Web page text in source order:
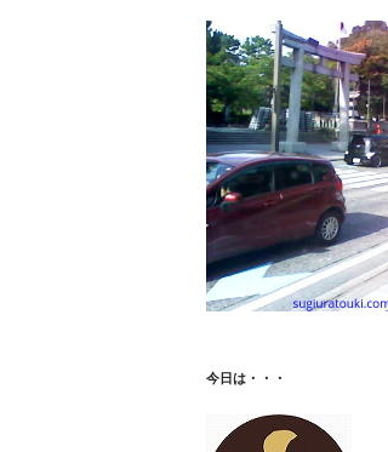
今日は・・・